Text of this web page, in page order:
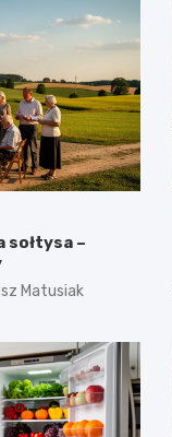
sołtysa –
Matusiak